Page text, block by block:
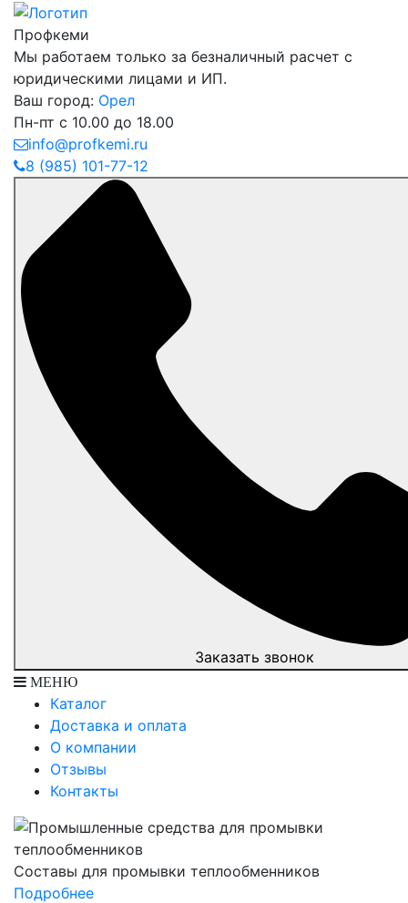
Профкеми
Мы работаем только за безналичный расчет с
юридическими лицами и ИП.
Ваш город: Орел
Пн-пт с 10.00 до 18.00
info@profkemi.ru
8 (985) 101-77-12
Заказать звонок
МЕНЮ
Каталог
Доставка и оплата
О компании
Отзывы
Контакты
Составы для промывки теплообменников
Подробнее